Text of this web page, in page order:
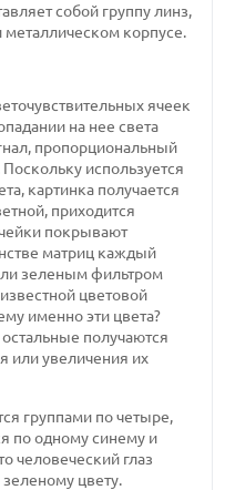
собой группу линз,
корпусе.
ячеек
на нее света
пропорциональный
используется
картинка получается
приходится
покрывают
матриц каждый
зеленым фильтром
цветовой
именно эти цвета?
получаются
или увеличения их
группами по четыре,
по одному синему и
человеческий глаз
цвету.